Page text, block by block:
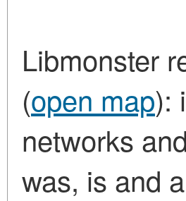
Libmonster
(open map):
networks
was, is and